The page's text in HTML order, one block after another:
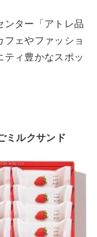
ンター「アトレ品
フェやファッショ
ティ豊かなスポッ
ミルクサンド